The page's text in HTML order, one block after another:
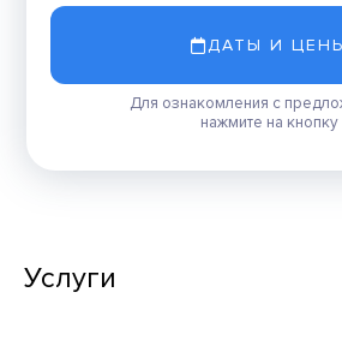
ДАТЫ И
Для ознакомления с
нажмите на кнопку
Услуги